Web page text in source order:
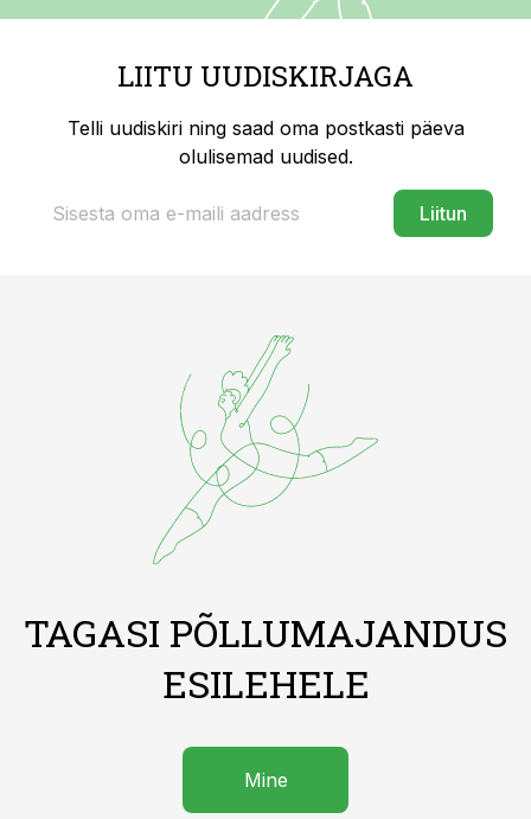
LIITU UUDISKIRJAGA
Telli uudiskiri ning saad oma postkasti päeva
olulisemad uudised.
Liitun
TAGASI PÕLLUMAJANDUS
ESILEHELE
Mine